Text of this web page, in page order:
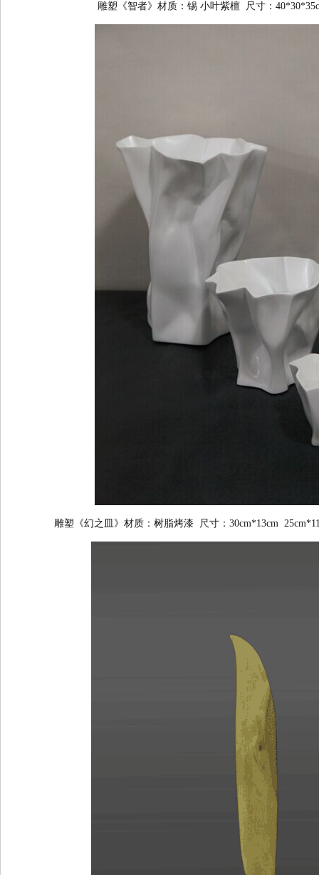
雕塑《智者》材质：锡 小叶紫檀 尺寸：
雕塑《幻之皿》材质：树脂烤漆 尺寸：30cm*13cm